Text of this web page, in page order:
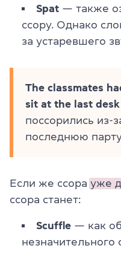
Spat — также
ссору. Однако
за устаревшего
The classmates
sit at the last desk
поссорились из-
последнюю
Если же ссора уже
ссора станет:
Scuffle — как
незначительного